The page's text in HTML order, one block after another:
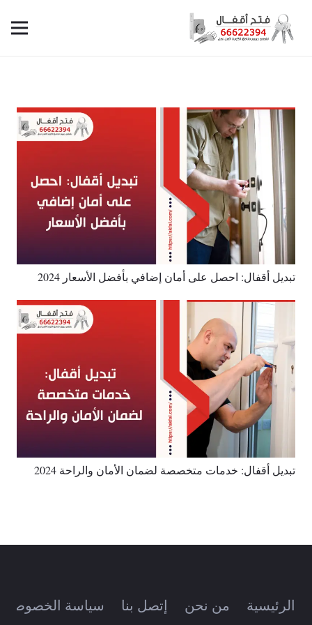
تبديل أقفال: احصل على أمان إضافي بأفضل الأسعار 2024
تبديل أقفال: خدمات متخصصة لضمان الأمان والراحة 2024
الرئيسية من نحن إتصل بنا سياسة الخصوصية